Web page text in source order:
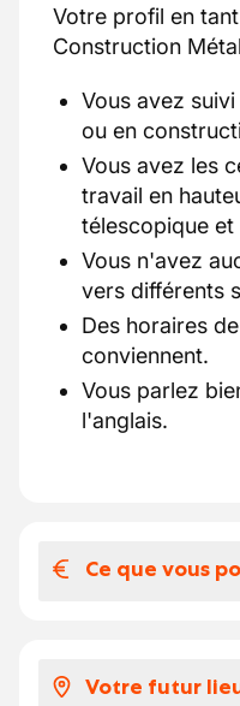
Votre profil en
Construction
Vous avez
ou en
Vous avez les
travail en
télescopique et
Vous n'avez
vers différents
Des horaires
conviennent.
Vous parlez
l'anglais.
Ce que vous
Notre client vous
Votre futur